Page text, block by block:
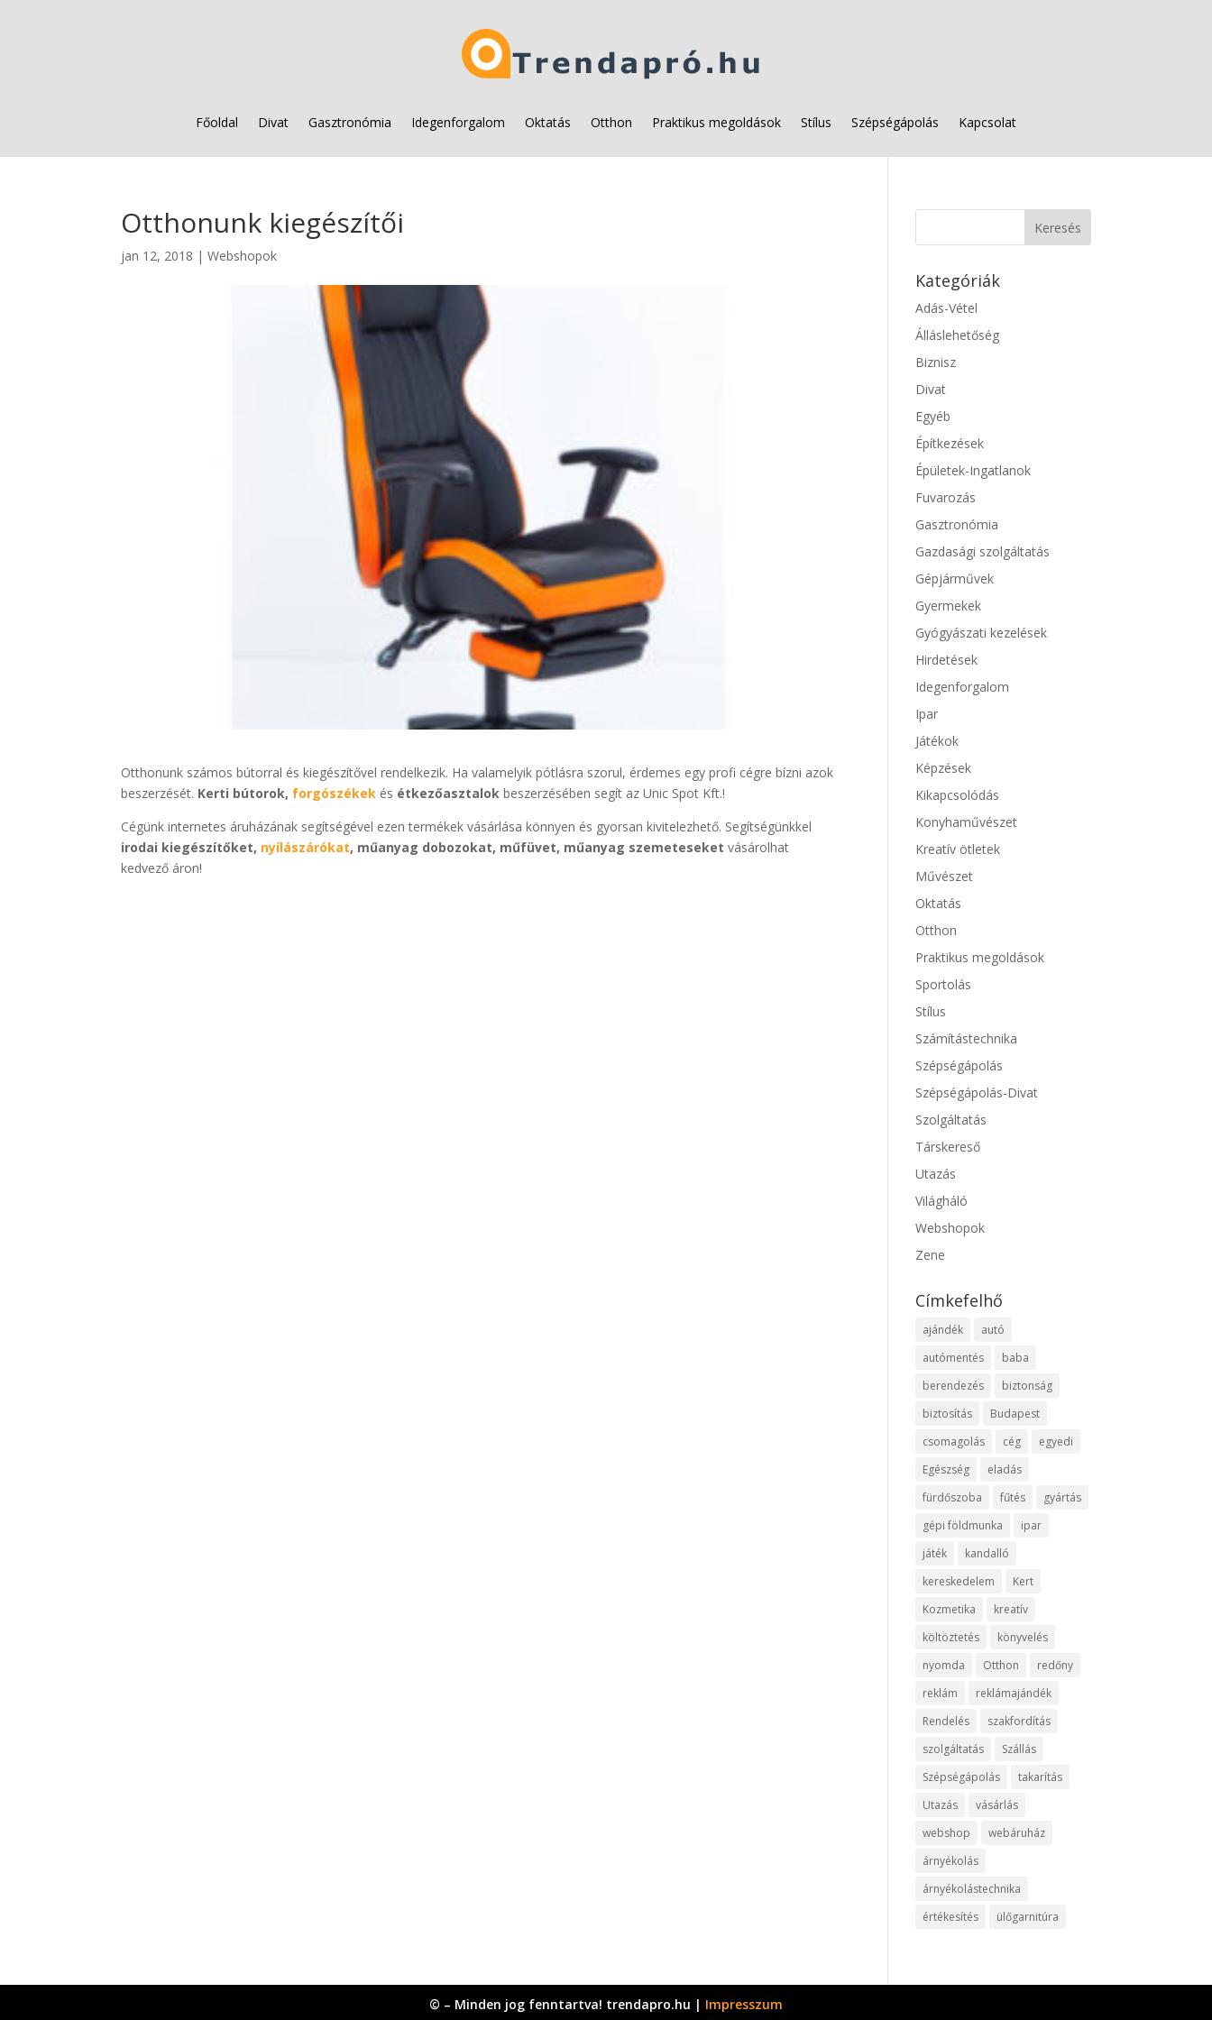
Főoldal Divat Gasztronómia Idegenforgalom Oktatás Otthon Praktikus megoldások Stílus Szépségápolás Kapcsolat
Otthonunk kiegészítői
jan 12, 2018 |Webshopok
Otthonunk számos bútorral és kiegészítővel rendelkezik. Ha valamelyik pótlásra szorul, érdemes egy profi cégre bízni azok
beszerzését. Kerti bútorok, forgószékek és étkezőasztalok beszerzésében segít az Unic Spot Kft.!
Cégünk internetes áruházának segítségével ezen termékek vásárlása könnyen és gyorsan kivitelezhető. Segítségünkkel
irodai kiegészítőket, nyílászárókat, műanyag dobozokat, műfüvet, műanyag szemeteseket vásárolhat
kedvező áron!
Kategóriák
Adás-Vétel
Álláslehetőség
Biznisz
Divat
Egyéb
Építkezések
Épületek-Ingatlanok
Fuvarozás
Gasztronómia
Gazdasági szolgáltatás
Gépjárművek
Gyermekek
Gyógyászati kezelések
Hirdetések
Idegenforgalom
Ipar
Játékok
Képzések
Kikapcsolódás
Konyhaművészet
Kreatív ötletek
Művészet
Oktatás
Otthon
Praktikus megoldások
Sportolás
Stílus
Számítástechnika
Szépségápolás
Szépségápolás-Divat
Szolgáltatás
Társkereső
Utazás
Világháló
Webshopok
Zene
Címkefelhő
ajándék
autó
autómentés
baba
berendezés
biztonság
biztosítás
Budapest
csomagolás
cég
egyedi
Egészség
eladás
fürdőszoba
fűtés
gyártás
gépi földmunka
ipar
játék
kandalló
kereskedelem
Kert
Kozmetika
kreatív
költöztetés
könyvelés
nyomda
Otthon
redőny
reklám
reklámajándék
Rendelés
szakfordítás
szolgáltatás
Szállás
Szépségápolás
takarítás
Utazás
vásárlás
webshop
webáruház
árnyékolás
árnyékolástechnika
értékesítés
ülőgarnitúra
© – Minden jog fenntartva! trendapro.hu | Impresszum